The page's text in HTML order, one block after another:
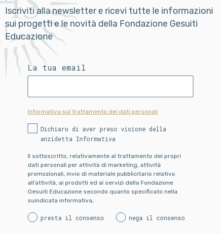
Iscriviti alla newsletter e ricevi tutte le informazioni
sui progetti e le novità della Fondazione Gesuiti
Educazione
La tua email
Informativa sul trattamento dei dati personali
Dichiaro di aver preso visione della
anzidetta Informativa
Il sottoscritto, relativamente al trattamento dei propri
dati personali per attività di marketing, attività
promozionali, invio di materiale pubblicitario relativo
all’attività, ai prodotti ed ai servizi della Fondazione
Gesuiti Educazione secondo quanto specificato nella
suindicata informativa,
presta il consenso nega il consenso